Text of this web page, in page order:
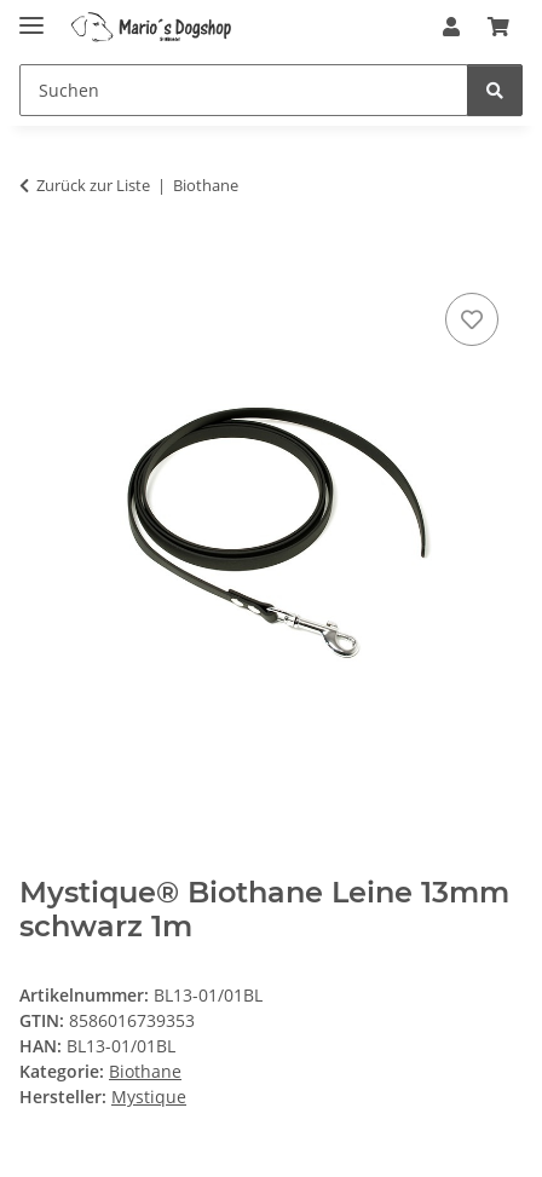
Zurück zur Liste Biothane
Mystique® Biothane Leine 13mm
schwarz 1m
Artikelnummer: BL13-01/01BL
GTIN: 8586016739353
HAN: BL13-01/01BL
Kategorie: Biothane
Hersteller: Mystique